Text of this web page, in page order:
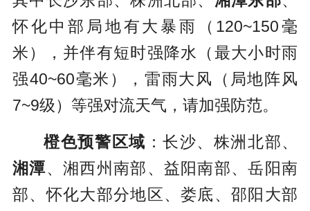
怀化中部局地有大暴雨（120~150毫
米），并伴有短时强降水（最大小时雨
强40~60毫米），雷雨大风（局地阵风
7~9级）等强对流天气，请加强防范。
橙色预警区域 ：长沙、株洲北部、
湘潭、湘西州南部、益阳南部、岳阳南
部、怀化大部分地区、娄底、邵阳大部